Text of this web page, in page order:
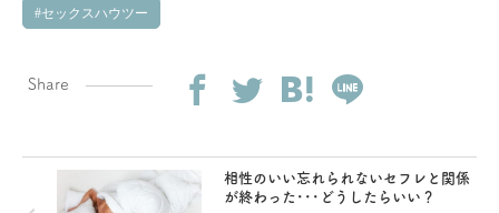
セックスハウツー
Share
相性のいい忘れられないセフレと関係
が終わった･･･どうしたらいい？